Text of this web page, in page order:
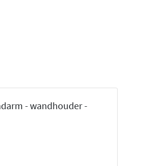
- wandhouder -